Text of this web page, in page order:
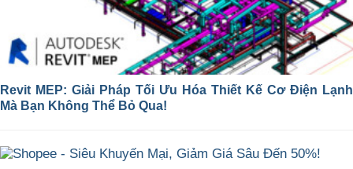
Revit MEP: Giải Pháp Tối Ưu Hóa Thiết Kế Cơ Điện Lạnh
Mà Bạn Không Thể Bỏ Qua!